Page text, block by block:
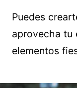
Puedes
aprovecha tu
elementos